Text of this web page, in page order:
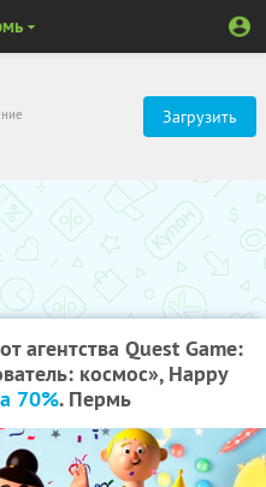
Загрузить
агентства Quest Game:
космос», Happy
70%. Пермь